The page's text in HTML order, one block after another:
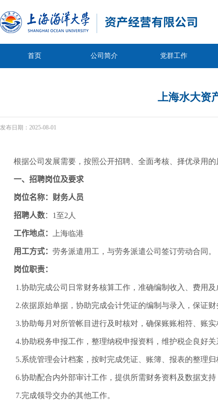
首页 公司简介 党群工作
上海水大资
发布日期： 2025-08-01
根据公司发展需要，按照公开招聘、全面考核、择优录用
一、招聘岗位及要求
岗位名称： 财务人员
招聘人数： 1至2人
工作地点： 上海临港
用工方式： 劳务派遣用工，与劳务派遣公司签订劳动合同。
岗位职责：
1.协助完成公司日常财务核算工作，准确编制收入、费用
2.依据原始单据，协助完成会计凭证的编制与录入，保证
3.协助每月对所管帐目进行及时核对，确保账账相符、账
4.协助税务申报工作，整理纳税申报资料，维护税企良好关
5.系统管理会计档案，按时完成凭证、账簿、报表的整理
6.协助配合内外部审计工作，提供所需财务资料及数据支
7.完成领导交办的其他工作。